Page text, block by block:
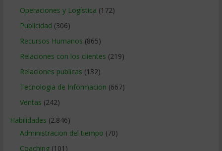
Operaciones y Logística (172)
Publicidad (306)
Recursos Humanos (865)
Relaciones con los clientes (219)
Relaciones publicas (132)
Tecnologia de Informacion (667)
Ventas (242)
Habilidades (2.846)
Administracion del tiempo (70)
Coaching(101)